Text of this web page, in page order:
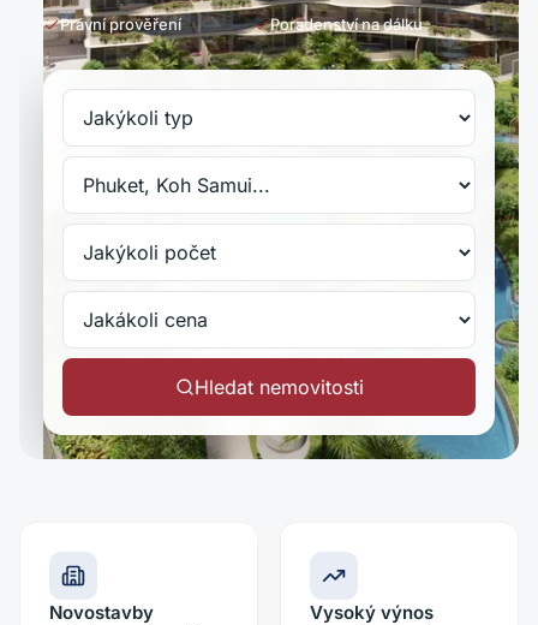
Právní prověření Poradenství na dálku
Hledat nemovitosti
Novostavby Vysoký výnos